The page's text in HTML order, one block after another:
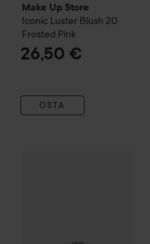
Make Up Store
Iconic Luster Blush 20
Frosted Pink
26,50 €
OSTA